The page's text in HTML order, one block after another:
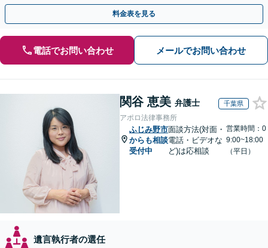
携。地元密着で、親切＆丁寧にお悩みに寄り添います。
料金表を見る
電話でお問い合わせ メールでお問い合わせ
関谷 恵美 弁護士 千葉県
アポロ法律事務所
ふじみ野市
からも相談
受付中
面談方法(対面・
電話・ビデオな
ど)は応相談
営業時間：0
9:00~18:00
（平日）
遺言執行者の選任